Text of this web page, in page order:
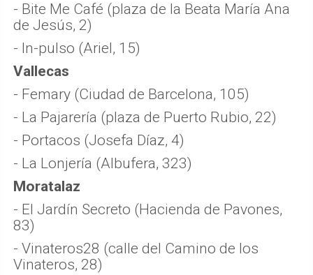
- Bite Me Café (plaza de la Beata María Ana
de Jesús, 2)
- In-pulso (Ariel, 15)
Vallecas
- Femary (Ciudad de Barcelona, 105)
- La Pajarería (plaza de Puerto Rubio, 22)
- Portacos (Josefa Díaz, 4)
- La Lonjería (Albufera, 323)
Moratalaz
- El Jardín Secreto (Hacienda de Pavones,
83)
- Vinateros28 (calle del Camino de los
Vinateros, 28)